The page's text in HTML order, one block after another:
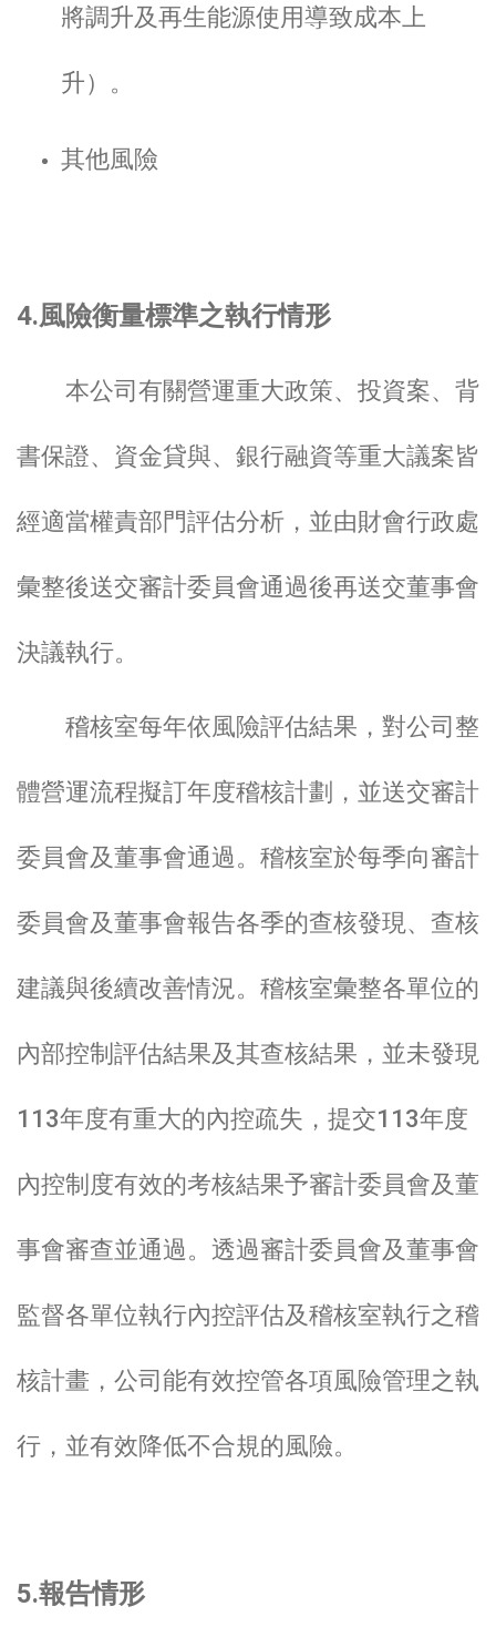
將調升及再生能源使用導致成本上
升）。
其他風險
4.風險衡量標準之執行情形
本公司有關營運重大政策、投資案、背
書保證、資金貸與、銀行融資等重大議案皆
經適當權責部門評估分析，並由財會行政處
彙整後送交審計委員會通過後再送交董事會
決議執行。
稽核室每年依風險評估結果，對公司整
體營運流程擬訂年度稽核計劃，並送交審計
委員會及董事會通過。稽核室於每季向審計
委員會及董事會報告各季的查核發現、查核
建議與後續改善情況。稽核室彙整各單位的
內部控制評估結果及其查核結果，並未發現
113年度有重大的內控疏失，提交113年度
內控制度有效的考核結果予審計委員會及董
事會審查並通過。透過審計委員會及董事會
監督各單位執行內控評估及稽核室執行之稽
核計畫，公司能有效控管各項風險管理之執
行，並有效降低不合規的風險。
5.報告情形